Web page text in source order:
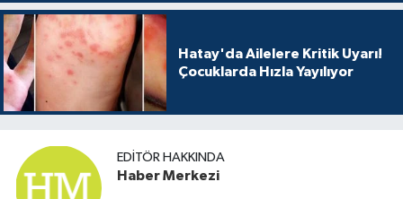
Hatay'da Ailelere Kritik Uyarı!
Çocuklarda Hızla Yayılıyor
EDITÖR HAKKINDA
Haber Merkezi